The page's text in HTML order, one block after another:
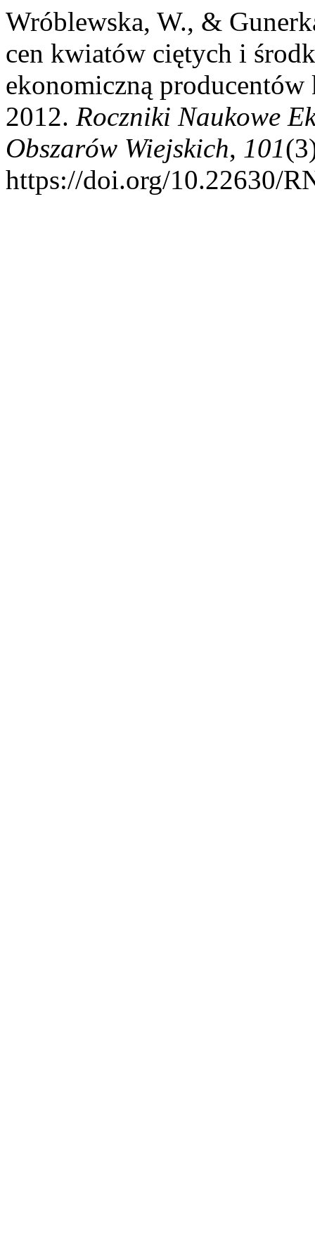
Wróblewska, W., &
cen kwiatów ciętych i
ekonomiczną
2012. Roczniki Naukowe
Obszarów Wiejskich, 101
https://doi.org/10.22630/